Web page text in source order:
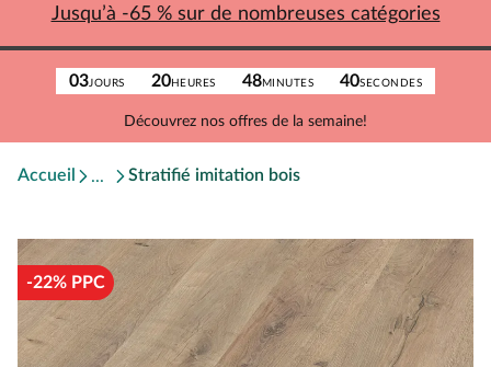
03JOURS 20HEURES 48MINUTES 40SECONDES
Découvrez nos offres de la semaine!
Jusqu’à -65 % sur de nombreuses catégories
Accueil Stratifié imitation bois
-22% PPC